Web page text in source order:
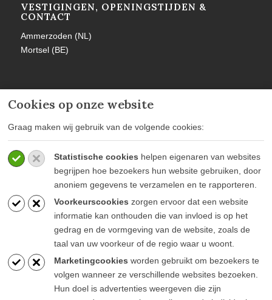
Cookies op onze website
Graag maken wij gebruik van de volgende cookies:
Statistische cookies helpen eigenaren van websites
begrijpen hoe bezoekers hun website gebruiken, door
anoniem gegevens te verzamelen en te rapporteren.
Voorkeurscookies zorgen ervoor dat een website
informatie kan onthouden die van invloed is op het
gedrag en de vormgeving van de website, zoals de
taal van uw voorkeur of de regio waar u woont.
Marketingcookies worden gebruikt om bezoekers te
volgen wanneer ze verschillende websites bezoeken.
Hun doel is advertenties weergeven die zijn
VESTIGINGEN, OPENINGSTIJDEN &
CONTACT
Ammerzoden (NL)
Mortsel (BE)
MEER INFORMATIE
Privacy policy
Algemene voorwaarden
Veelgestelde vragen
BLIJF OP DE HOOGTE